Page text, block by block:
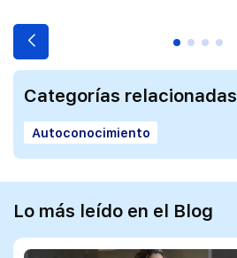
Categorías relacionadas
Autoconocimiento
Lo más leído en el Blog